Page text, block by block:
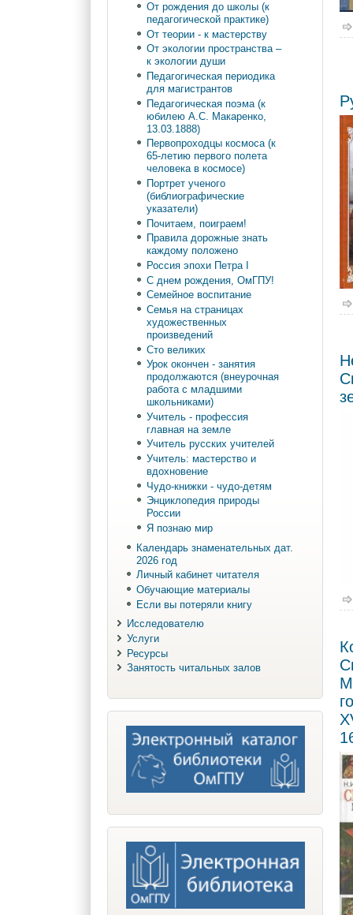
От рождения до школы (к
педагогической практике)
От теории - к мастерству
От экологии пространства –
к экологии души
Педагогическая периодика
для магистрантов
Педагогическая поэма (к
юбилею А.С. Макаренко,
13.03.1888)
Первопроходцы космоса (к
65-летию первого полета
человека в космосе)
Портрет ученого
(библиографические
указатели)
Почитаем, поиграем!
Правила дорожные знать
каждому положено
Россия эпохи Петра I
С днем рождения, ОмГПУ!
Семейное воспитание
Семья на страницах
художественных
произведений
Сто великих
Урок окончен - занятия
продолжаются (внеурочная
работа с младшими
школьниками)
Учитель - профессия
главная на земле
Учитель русских учителей
Учитель: мастерство и
вдохновение
Чудо-книжки - чудо-детям
Энциклопедия природы
России
Я познаю мир
Календарь знаменательных дат.
2026 год
Личный кабинет читателя
Обучающие материалы
Если вы потеряли книгу
Исследователю
Услуги
Ресурсы
Занятость читальных залов